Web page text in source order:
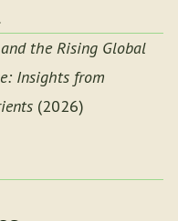
the Rising Global
Insights from
(2026)